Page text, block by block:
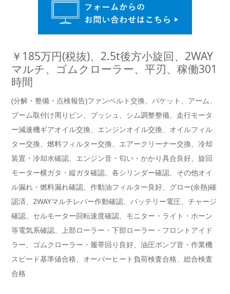
￥185万円(税抜)、2.5t後方小旋回、2WAY
マルチ、ゴムクローラー、平刃、稼働301
時間
(分解・整備・点検報告)ファンベルト交換、バケット、アーム、
ブーム取付け周りピン、ブッシュ、シム調整整備、走行モータ
ー減速機ギアオイル交換、エンジンオイル交換、オイルフィル
ター交換、燃料フィルター交換、エアークリーナー交換、冷却
装置・冷却水確認、エンジン音・匂い・かかり具合良好、旋回
モーター横ガタ・縦ガタ確認、各シリンダー確認、その他オイ
ル漏れ・燃料漏れ確認、作動油フィルター良好、グロー(余熱)確
認済、2WAYマルチレバー作動確認、バッテリー電圧、チャージ
確認、セルモーター回転速度確認、モニター・ライト・ホーン
等電気系確認、上部ローラー・下部ローラー・フロントアイド
ラー、ゴムクローラー・履帯回り良好、油圧ポンプ音・作業機
スピード基準値合格、オーバーヒート負荷検査合格、総合検査
合格